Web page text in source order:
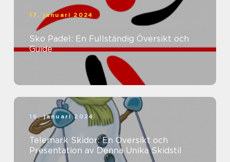
17. januari 2024
Sko Padel: En Fullständig Översikt och
Guide
16. januari 2024
Telemark Skidor: En Översikt och
Presentation av Denna Unika Skidstil